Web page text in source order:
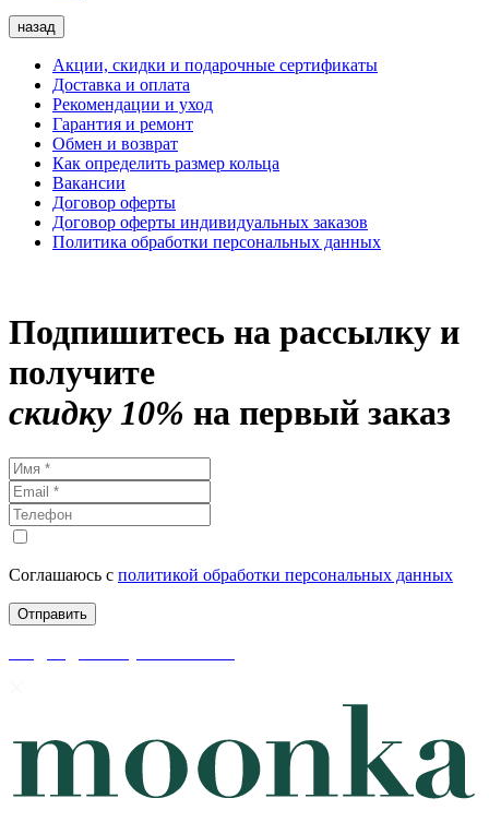
назад
Акции, скидки и подарочные сертификаты
Доставка и оплата
Рекомендации и уход
Гарантия и ремонт
Обмен и возврат
Как определить размер кольца
Вакансии
Договор оферты
Договор оферты индивидуальных заказов
Политика обработки персональных данных
Подпишитесь на рассылку и
получите
скидку 10% на первый заказ
Соглашаюсь с политикой обработки персональных данных